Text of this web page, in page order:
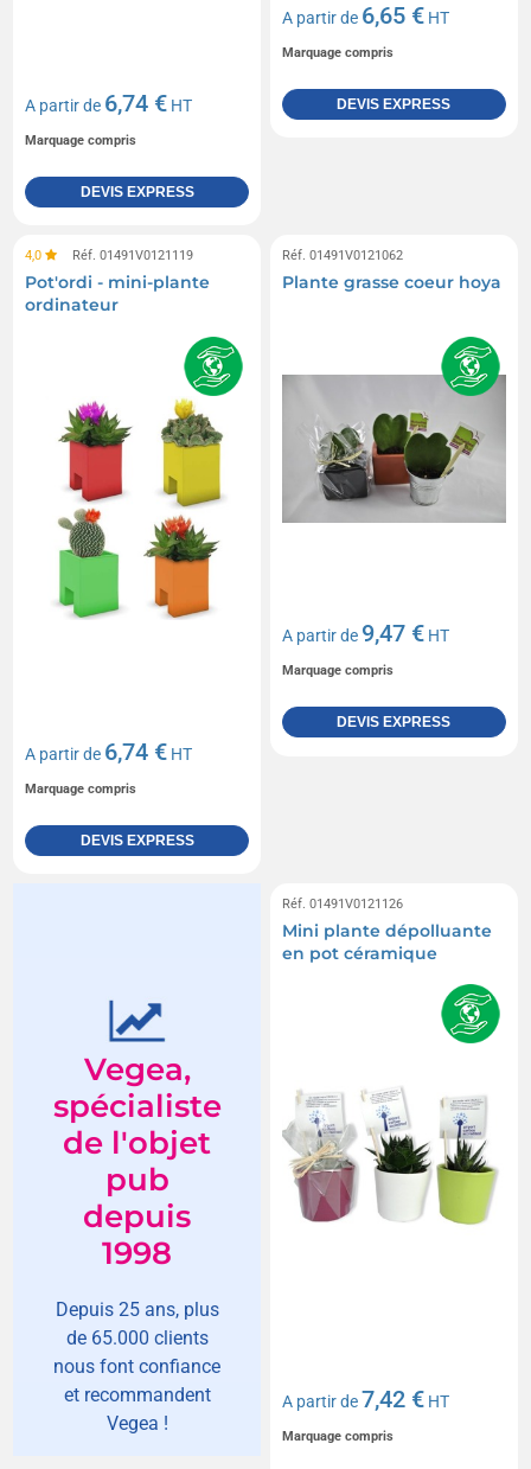
A partir de 6,74 € HT
Marquage compris
DEVIS EXPRESS
A partir de 6,65 € HT
Marquage compris
DEVIS EXPRESS
4,0 Réf. 01491V0121119
Pot'ordi - mini-plante
ordinateur
A partir de 6,74 € HT
Marquage compris
DEVIS EXPRESS
Réf. 01491V0121062
Plante grasse coeur hoya
A partir de 9,47 € HT
Marquage compris
DEVIS EXPRESS
Vegea,
spécialiste
de l'objet
pub
depuis
1998
Depuis 25 ans, plus
de 65.000 clients
nous font confiance
et recommandent
Vegea !
Réf. 01491V0121126
Mini plante dépolluante
en pot céramique
A partir de7,42 € HT
Marquage compris